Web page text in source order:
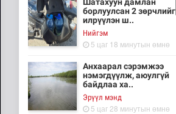
борлуулсан 2 зөрчлийг
илрүүлэн ш..
Нийгэм
5 цаг 18 минутын өмнө
Анхаарал сэрэмжээ
нэмэгдүүлж, аюулгүй
байдлаа ха..
Эрүүл мэнд
5 цаг 28 минутын өмнө